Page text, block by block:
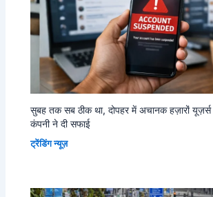
सुबह तक सब ठीक था, दोपहर में अचानक हज़ारों
कंपनी ने दी सफाई
ट्रेंडिंग न्यूज़